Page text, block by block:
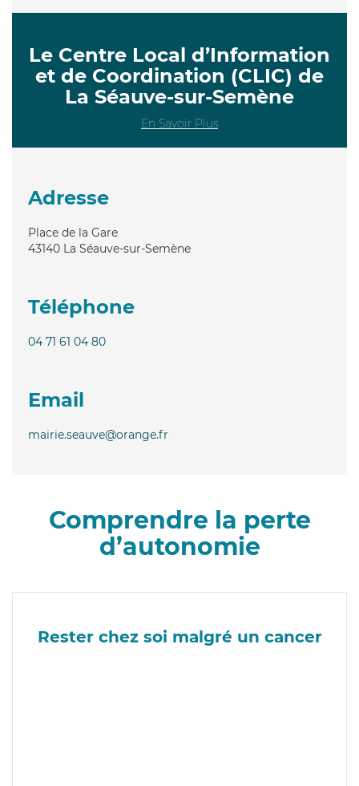
Le Centre Local d’Information
et de Coordination (CLIC) de
La Séauve-sur-Semène
En Savoir Plus
Adresse
Place de la Gare
43140 La Séauve-sur-Semène
Téléphone
04 71 61 04 80
Email
mairie.seauve@orange.fr
Comprendre la perte
d’autonomie
Rester chez soi malgré un cancer